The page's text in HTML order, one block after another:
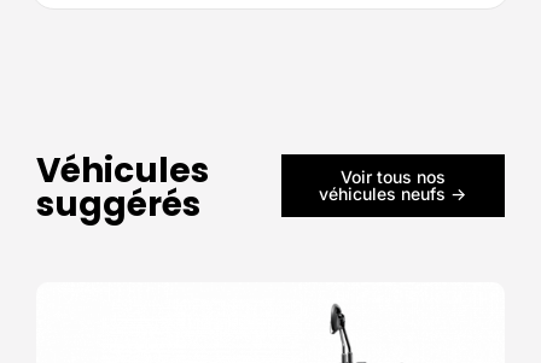
Véhicules
suggérés
Voir tous nos
véhicules neufs ->